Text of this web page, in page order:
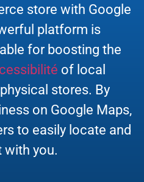
store with Google
platform is
for boosting the
of local
stores. By
on Google Maps,
to easily locate and
with you.